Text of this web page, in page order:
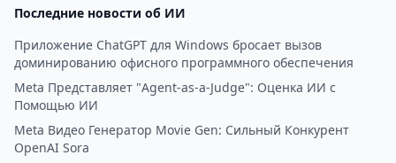
увлекательный опыт.
Последние новости об ИИ
Приложение ChatGPT для Windows бросает вызов
доминированию офисного программного обеспечения
Meta Представляет "Agent-as-a-Judge": Оценка ИИ с
Помощью ИИ
Meta Видео Генератор Movie Gen: Сильный Конкурент
OpenAI Sora